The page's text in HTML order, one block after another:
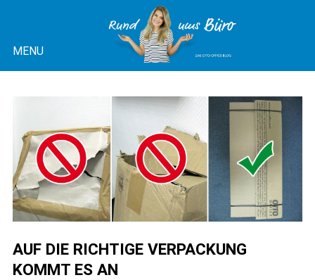
content
RUND UMS BÜRO
MENU
AUF DIE RICHTIGE VERPACKUNG
KOMMT ES AN